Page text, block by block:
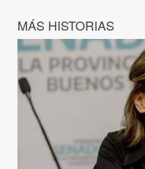
MÁS HISTORIAS